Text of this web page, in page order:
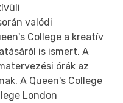
valódi
College a kreatív
is ismert. A
órák az
A Queen's College
London